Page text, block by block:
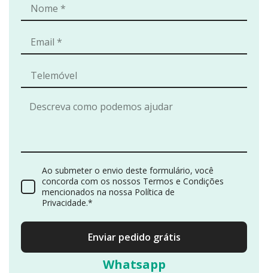
Whatsapp
Ao submeter o envio deste formulário, você
concorda com os nossos Termos e Condições
mencionados na nossa Política de
Privacidade.*
Enviar pedido grátis